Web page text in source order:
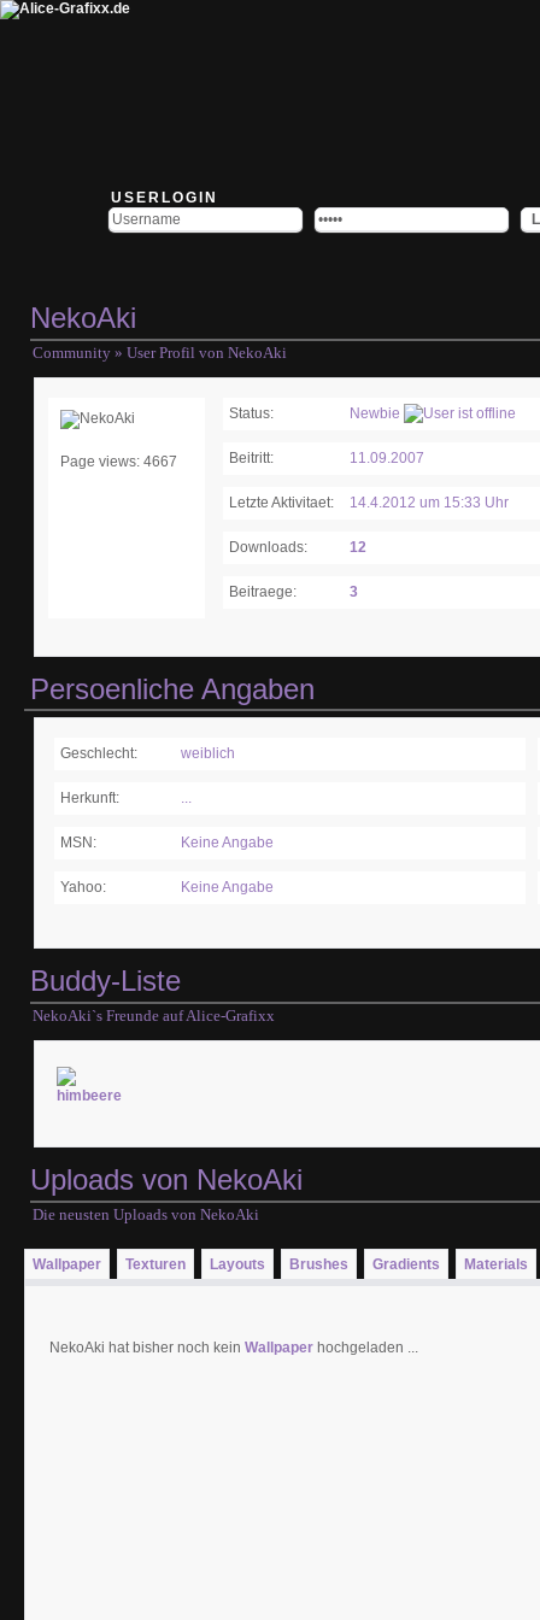
USERLOGIN
NekoAki
Community » User Profil von NekoAki
Page views: 4667
Status: Newbie
Beitritt: 11.09.2007
Letzte Aktivitaet: 14.4.2012 um 15:33 Uhr
Downloads: 12
Beitraege: 3
Persoenliche Angaben
Geschlecht: weiblich
Herkunft: ...
MSN: Keine Angabe
Yahoo: Keine Angabe
Buddy-Liste
NekoAki`s Freunde auf Alice-Grafixx
Uploads von NekoAki
Die neusten Uploads von NekoAki
Wallpaper Texturen Layouts Brushes Gradients Materials
NekoAki hat bisher noch kein Wallpaper hochgeladen ...